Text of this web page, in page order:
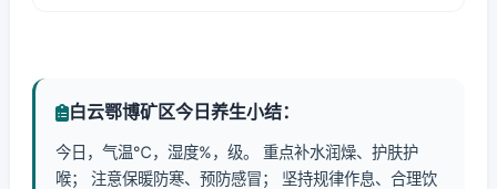
白云鄂博矿区今日养生小结：
今日，气温℃，湿度%，级。 重点补水润燥、护肤护
喉； 注意保暖防寒、预防感冒； 坚持规律作息、合理饮